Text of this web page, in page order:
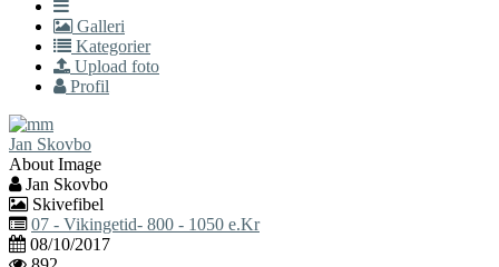
Galleri
Kategorier
Upload foto
Profil
Jan Skovbo
About Image
Jan Skovbo
Skivefibel
07 - Vikingetid- 800 - 1050 e.Kr
08/10/2017